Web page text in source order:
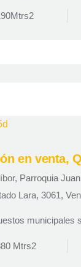
en venta,
Parroquia
Lara, 3061,
municipales
Mtrs2